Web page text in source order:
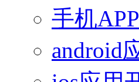
手机
android